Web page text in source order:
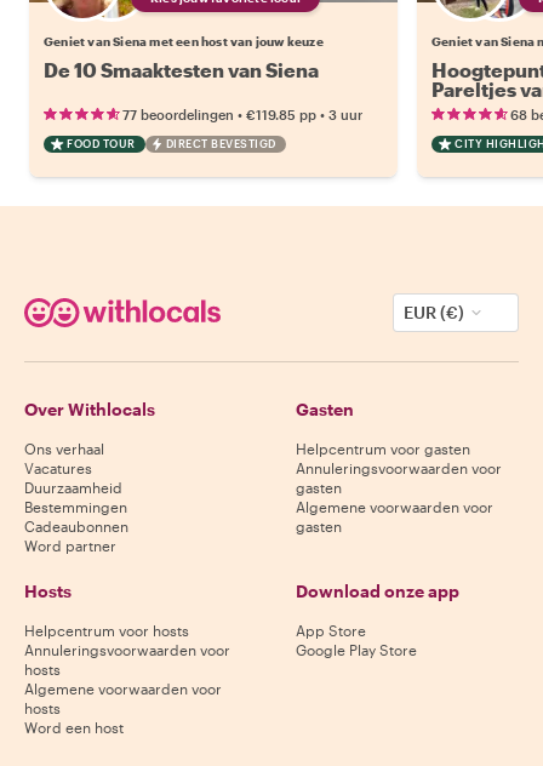
Geniet van Siena met een host van jouw keuze
De 10 Smaaktesten van Siena
77 beoordelingen • €119.85 pp • 3 uur
FOOD TOUR DIRECT BEVESTIGD
Geniet van Siena
Pareltjes
68
CITY
EUR (€)
Over Withlocals
Ons verhaal
Vacatures
Duurzaamheid
Bestemmingen
Cadeaubonnen
Word partner
Gasten
Helpcentrum voor gasten
Annuleringsvoorwaarden voor
gasten
Algemene voorwaarden voor
gasten
Hosts
Helpcentrum voor hosts
Annuleringsvoorwaarden voor
hosts
Algemene voorwaarden voor
hosts
Word een host
Download onze app
App Store
Google Play Store